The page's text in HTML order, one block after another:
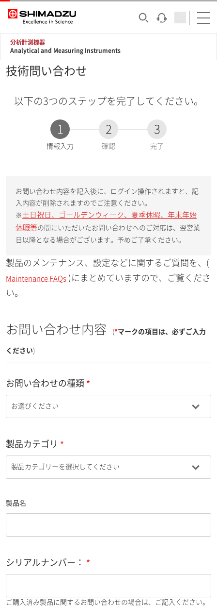
分析計測機器
Analytical and Measuring Instruments
技術問い合わせ
以下の3つのステップを完了してください。
1
現
情報入力
2
確認
3
完了
お問い合わせ内容を記入後に、ログイン操作されますと、記
入内容が削除されますのでご注意ください。
※ 土日祝日、ゴールデンウィーク、夏季休暇、年末年始
休暇等の間にいただいたお問い合わせへのご対応は、翌営業
日以降となる場合がございます。予めご了承ください。
製品のメンテナンス、設定などに関するご質問を、(
Maintenance FAQs )にまとめていますので、ご覧くださ
い。
お問い合わせ内容 (*マークの項目は、必ずご入力
ください)
お問い合わせの種類
製品カテゴリ
製品名
シリアルナンバー：
ご購入済み製品に関するお問い合わせの場合は、ご記入ください。